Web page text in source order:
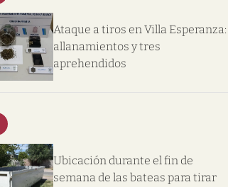
Ataque a tiros en Villa Esperanza:
allanamientos y tres
aprehendidos
Ubicación durante el fin de
semana de las bateas para tirar